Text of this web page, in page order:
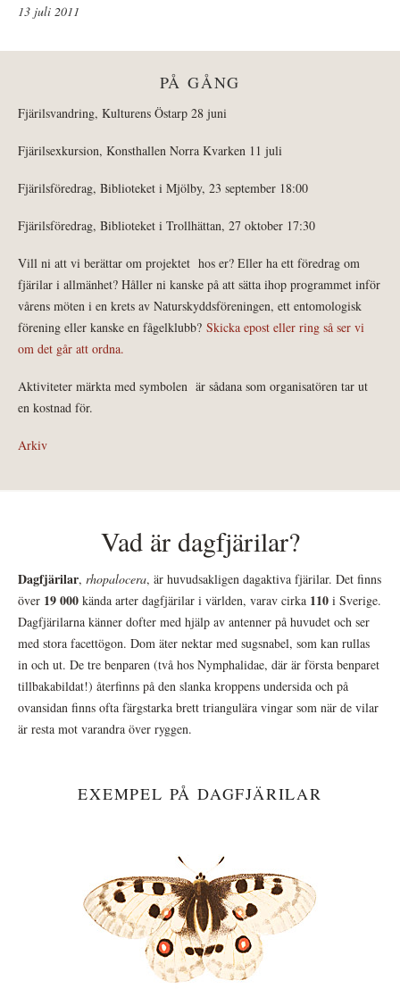
13 juli 2011
PÅ GÅNG
Fjärilsvandring, Kulturens Östarp 28 juni
Fjärilsexkursion, Konsthallen Norra Kvarken 11 juli
Fjärilsföredrag, Biblioteket i Mjölby, 23 september 18:00
Fjärilsföredrag, Biblioteket i Trollhättan, 27 oktober 17:30
Vill ni att vi berättar om projektet hos er? Eller ha ett föredrag om
fjärilar i allmänhet? Håller ni kanske på att sätta ihop programmet inför
vårens möten i en krets av Naturskyddsföreningen, ett entomologisk
förening eller kanske en fågelklubb? Skicka epost eller ring så ser vi
om det går att ordna.
Aktiviteter märkta med symbolen är sådana som organisatören tar ut
en kostnad för.
Arkiv
Vad är dagfjärilar?
Dagfjärilar, rhopalocera, är huvudsakligen dagaktiva fjärilar. Det finns
över 19 000 kända arter dagfjärilar i världen, varav cirka 110 i Sverige.
Dagfjärilarna känner dofter med hjälp av antenner på huvudet och ser
med stora facettögon. Dom äter nektar med sugsnabel, som kan rullas
in och ut. De tre benparen (två hos Nymphalidae, där är första benparet
tillbakabildat!) återfinns på den slanka kroppens undersida och på
ovansidan finns ofta färgstarka brett triangulära vingar som när de vilar
är resta mot varandra över ryggen.
EXEMPEL PÅ DAGFJÄRILAR